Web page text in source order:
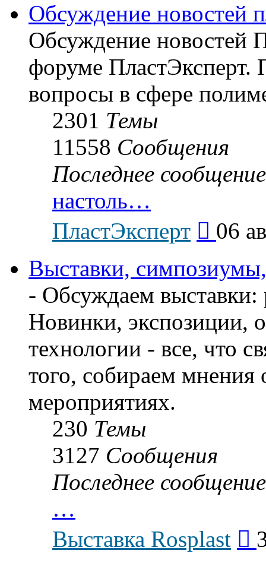
Обсуждение новостей
Обсуждение новостей
форуме
вопросы в сфере
2301 Темы
11558 Сообщения
Последнее сообщение
настоль…
ПластЭксперт
последнему
06
Выставки,
- Обсуждаем выставки:
Новинки, экспозиции,
технологии - все, что
того, собираем
мероприятиях.
230 Темы
3127 Сообщения
Последнее сообщение
…
Выставка Rosplast